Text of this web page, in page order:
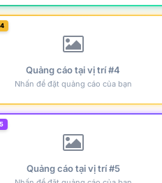
Quảng cáo tại vị trí #4
Nhấn để đặt quảng cáo của bạn
Quảng cáo tại vị trí #5